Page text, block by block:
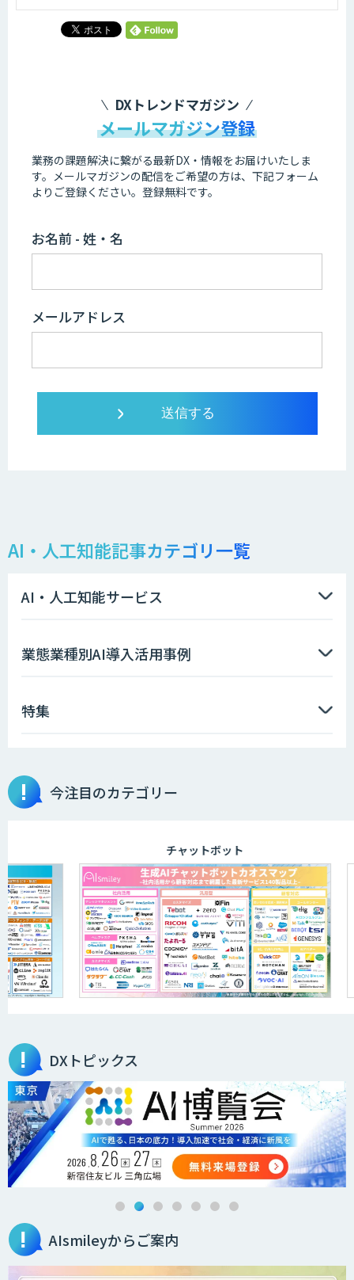
DXトレンドマガジン
メールマガジン登録
業務の課題解決に繋がる最新DX・情報をお届けいたしま
す。 メールマガジンの配信をご希望の方は、下記フォーム
よりご登録ください。登録無料です。
お名前 - 姓・名
メールアドレス
AI・人工知能記事カテゴリ一覧
AI・人工知能サービス
業態業種別AI導入活用事例
特集
今注目のカテゴリー
チャットボット
DXトピックス
AIsmileyからご案内